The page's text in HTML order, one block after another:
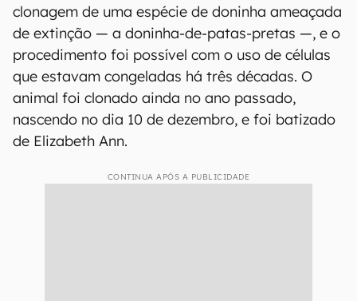
clonagem de uma espécie de doninha ameaçada
de extinção — a doninha-de-patas-pretas —, e o
procedimento foi possível com o uso de células
que estavam congeladas há três décadas. O
animal foi clonado ainda no ano passado,
nascendo no dia 10 de dezembro, e foi batizado
de Elizabeth Ann.
CONTINUA APÓS A PUBLICIDADE